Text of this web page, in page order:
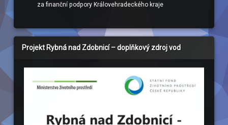
za finanční podpory Královehradeckého kraje
Projekt Rybná nad Zdobnicí – doplňkový zdroj vod